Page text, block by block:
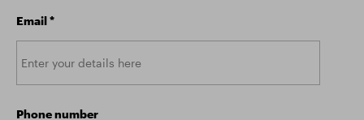
Email*
Phone number